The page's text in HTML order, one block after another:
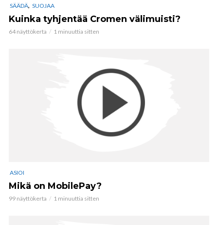
SÄÄDÄ, SUOJAA
Kuinka tyhjentää Cromen välimuisti?
64 näyttökerta 1 minuuttia sitten
ASIOI
Mikä on MobilePay?
99 näyttökerta 1 minuuttia sitten